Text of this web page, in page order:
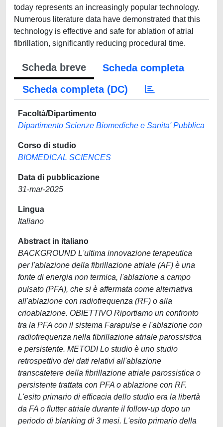
today represents an increasingly popular technology.
Numerous literature data have demonstrated that this
technology is effective and safe for ablation of atrial
fibrillation, significantly reducing procedural time.
Scheda breve
Scheda completa
Scheda completa (DC)
Facoltà/Dipartimento
Dipartimento Scienze Biomediche e Sanita' Pubblica
Corso di studio
BIOMEDICAL SCIENCES
Data di pubblicazione
31-mar-2025
Lingua
Italiano
Abstract in italiano
BACKGROUND L'ultima innovazione terapeutica
per l'ablazione della fibrillazione atriale (AF) è una
fonte di energia non termica, l'ablazione a campo
pulsato (PFA), che si è affermata come alternativa
all'ablazione con radiofrequenza (RF) o alla
crioablazione. OBIETTIVO Riportiamo un confronto
tra la PFA con il sistema Farapulse e l'ablazione con
radiofrequenza nella fibrillazione atriale parossistica
e persistente. METODI Lo studio è uno studio
retrospettivo dei dati relativi all'ablazione
transcatetere della fibrillazione atriale parossistica o
persistente trattata con PFA o ablazione con RF.
L'esito primario di efficacia dello studio era la libertà
da FA o flutter atriale durante il follow-up dopo un
periodo di blanking di 3 mesi. L'esito primario della